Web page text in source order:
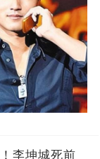
李坤城死前